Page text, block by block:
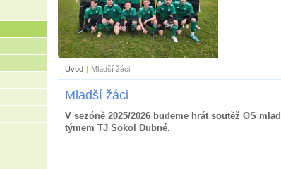
Úvod | Mladší žáci
Mladší žáci
V sezóně 2025/2026 budeme hrát soutěž OS
týmem TJ Sokol Dubné.